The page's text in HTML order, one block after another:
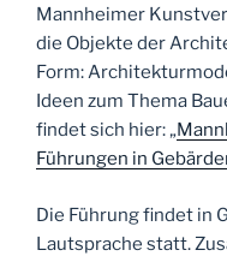
Mannheimer
die Objekte der
Form:
Ideen zum Thema
findet sich hier: „
Führungen in
Die Führung findet in
Lautsprache statt.